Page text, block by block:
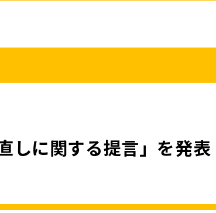
則
しに関する提言」を発表